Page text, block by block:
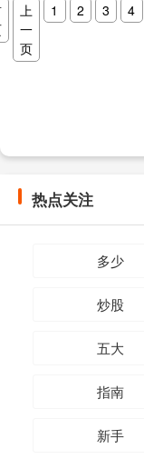
上
一
页
1 2 3 4
热点关注
多少
炒股
五大
指南
新手